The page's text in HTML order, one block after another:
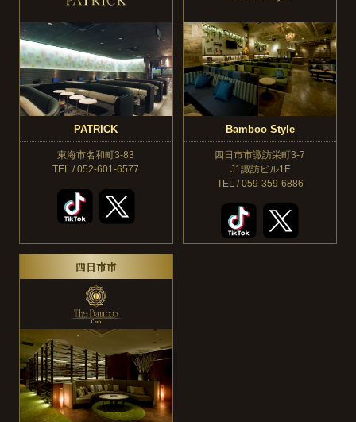
PATRICK
東海市名和町3-83
TEL / 052-601-6577
Bamboo Style
四日市市諏訪栄町3-7
J1諏訪ビル1F
TEL / 059-359-6886
四日市市